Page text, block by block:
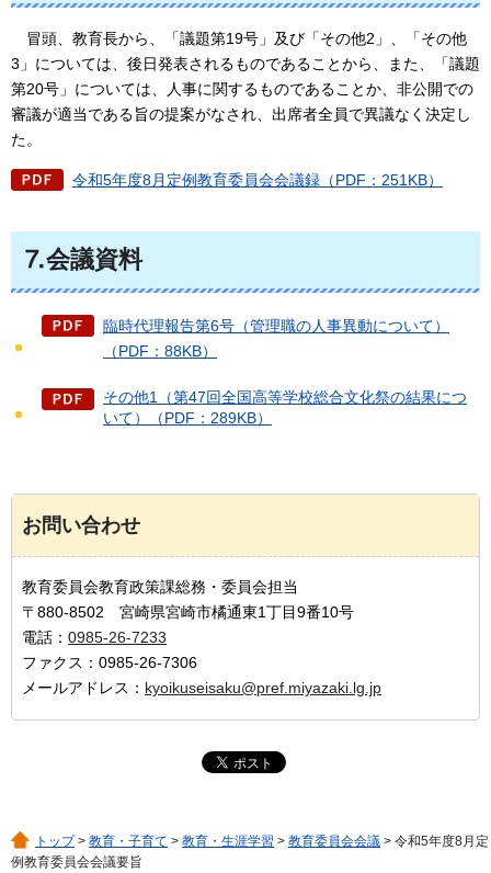
冒頭、 教育長から、「議題第19号」及び「その他2」、「その他
3」については、後日発表されるものであることから、また、「議題
第20号」については、人事に関するものであることか、非公開での
審議が適当である旨の提案がなされ、出席者全員で異議なく決定し
た。
令和5年度8月定例教育委員会会議録（PDF：251KB）
⒎会議資料
臨時代理報告第6号（管理職の人事異動について）
（PDF：88KB）
その他1（第47回全国高等学校総合文化祭の結果につ
いて）（PDF：289KB）
お問い合わせ
教育委員会教育政策課総務・委員会担当
〒880-8502 宮崎県宮崎市橘通東1丁目9番10号
電話： 0985-26-7233
ファクス：0985-26-7306
メールアドレス： kyoikuseisaku@pref.miyazaki.lg.jp
トップ> 教育・子育て > 教育・生涯学習 > 教育委員会会議 > 令和5年度8月定
例教育委員会会議要旨